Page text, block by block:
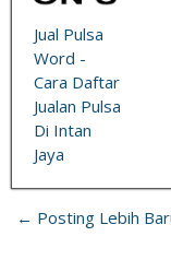
Jual Pulsa
Word -
Cara Daftar
Jualan Pulsa
Di Intan
Jaya
← Posting Lebih